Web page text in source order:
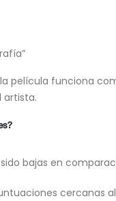
película funciona
artista.
bajas en
cercanas